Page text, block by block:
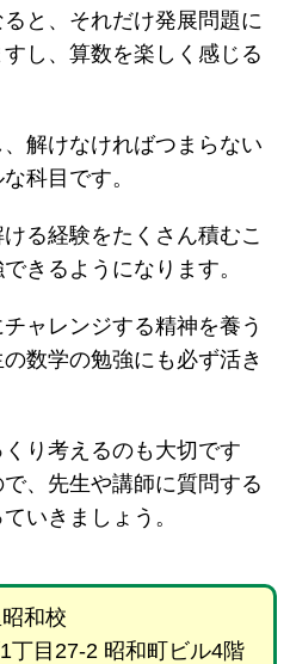
と、それだけ発展問題に
し、算数を楽しく感じる
解けなければつまらない
科目です。
る経験をたくさん積むこ
きるようになります。
ャレンジする精神を養う
数学の勉強にも必ず活き
り考えるのも大切です
、先生や講師に質問する
いきましょう。
和校
丁目27-2 昭和町ビル4階